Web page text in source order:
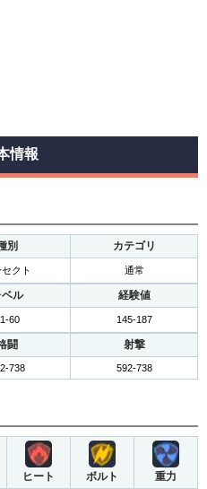
情報
別 カテゴリ
クト 通常
ベル 経験値
60 145-187
闘 射撃
738 592-738
ヒート ボルト 重力